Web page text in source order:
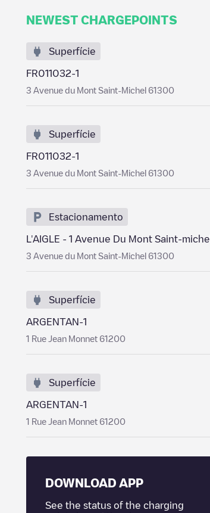
NEWEST CHARGEPOINTS
Superfície
FR011032-1
3 Avenue du Mont Saint-Michel 61300
Superfície
FR011032-1
3 Avenue du Mont Saint-Michel 61300
Estacionamento
L'AIGLE - 1 Avenue Du Mont Saint-michel
3 Avenue du Mont Saint-Michel 61300
Superfície
ARGENTAN-1
1 Rue Jean Monnet 61200
Superfície
ARGENTAN-1
1 Rue Jean Monnet 61200
DOWNLOAD APP
See the status of the charging